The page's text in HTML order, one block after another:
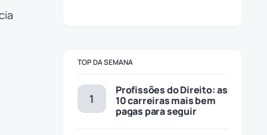
TOP DA SEMANA
Profissões do Direito: as
10 carreiras mais bem
pagas para seguir